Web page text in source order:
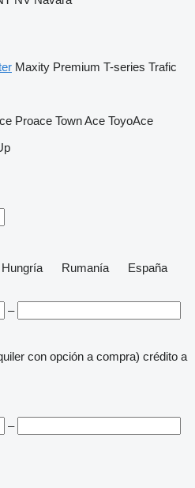
Maxity Premium T-series Trafic
Proace Town Ace ToyoAce
Hungría Rumanía
España
–
con opción a compra) crédito a
–